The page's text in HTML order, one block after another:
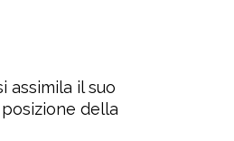
assimila il suo
della